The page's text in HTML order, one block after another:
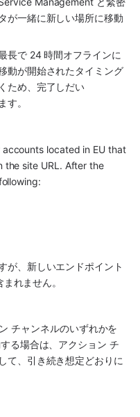
が一緒に新しい場所に移動
長で 24 時間オフラインに
動が開始されたタイミング
ため、完了しだい
す。
located in EU that
the site URL. After the
が、新しいエンドポイント
れません。
チャンネルのいずれかを
る場合は、アクション チ
て、引き続き想定どおりに